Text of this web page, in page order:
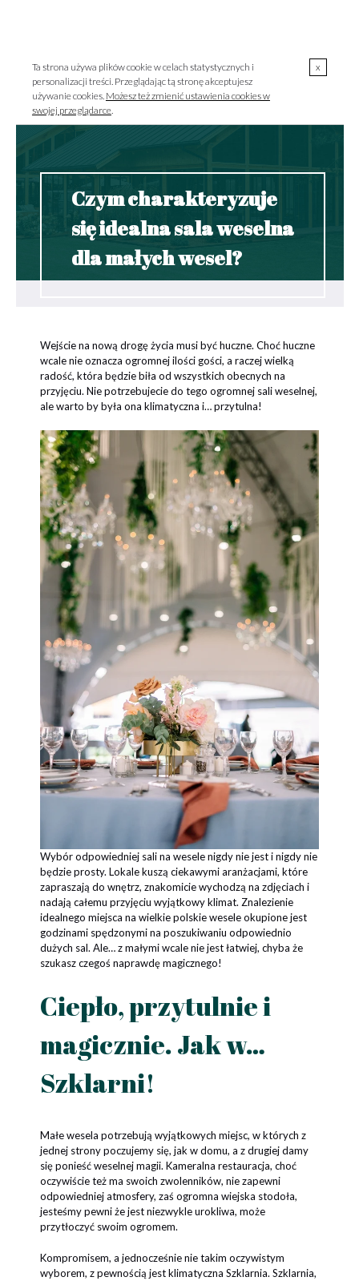
Ta strona używa plików cookie w celach statystycznych i
personalizacji treści. Przeglądając tą stronę akceptujesz
używanie cookies. Możesz też zmienić ustawienia cookies w
swojej przeglądarce.
x
szklarnia@szklarniagrodzisk.pl
Czym charakteryzuje
się idealna sala weselna
dla małych wesel?
Wejście na nową drogę życia musi być huczne. Choć huczne
wcale nie oznacza ogromnej ilości gości, a raczej wielką
radość, która będzie biła od wszystkich obecnych na
przyjęciu. Nie potrzebujecie do tego ogromnej sali weselnej,
ale warto by była ona klimatyczna i… przytulna!
Wybór odpowiedniej sali na wesele nigdy nie jest i nigdy nie
będzie prosty. Lokale kuszą ciekawymi aranżacjami, które
zapraszają do wnętrz, znakomicie wychodzą na zdjęciach i
nadają całemu przyjęciu wyjątkowy klimat. Znalezienie
idealnego miejsca na wielkie polskie wesele okupione jest
godzinami spędzonymi na poszukiwaniu odpowiednio
dużych sal. Ale… z małymi wcale nie jest łatwiej, chyba że
szukasz czegoś naprawdę magicznego!
Ciepło, przytulnie i
magicznie. Jak w…
Szklarni!
Małe wesela potrzebują wyjątkowych miejsc, w których z
jednej strony poczujemy się, jak w domu, a z drugiej damy
się ponieść weselnej magii. Kameralna restauracja, choć
oczywiście też ma swoich zwolenników, nie zapewni
odpowiedniej atmosfery, zaś ogromna wiejska stodoła,
jesteśmy pewni że jest niezwykle urokliwa, może
przytłoczyć swoim ogromem.
Kompromisem, a jednocześnie nie takim oczywistym
wyborem, z pewnością jest klimatyczna Szklarnia. Szklarnia,